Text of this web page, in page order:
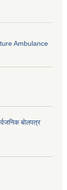
Ambulance
बाेलपत्र